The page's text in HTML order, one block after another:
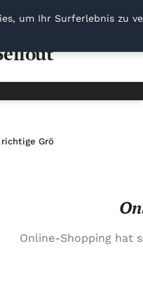
Größe
Online-Shopping hat
um Ihr Surferlebnis zu